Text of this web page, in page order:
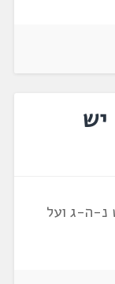
יש
נ-ה-ג ועל